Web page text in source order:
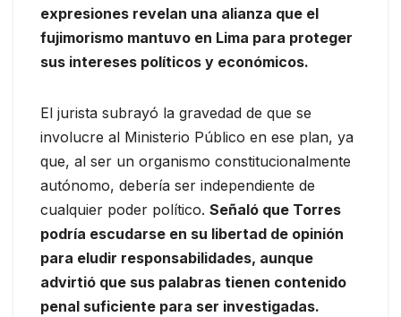
expresiones revelan una alianza que el
fujimorismo mantuvo en Lima para proteger
sus intereses políticos y económicos.
El jurista subrayó la gravedad de que se
involucre al Ministerio Público en ese plan, ya
que, al ser un organismo constitucionalmente
autónomo, debería ser independiente de
cualquier poder político. Señaló que Torres
podría escudarse en su libertad de opinión
para eludir responsabilidades, aunque
advirtió que sus palabras tienen contenido
penal suficiente para ser investigadas.